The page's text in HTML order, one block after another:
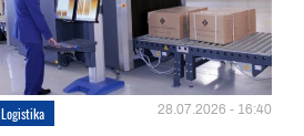
Logistika 28.07.2026 - 16:40